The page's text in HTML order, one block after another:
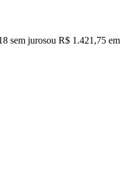
sem jurosou R$ 1.421,75 em